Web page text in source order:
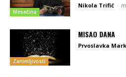
Mesečina
Nikola Trifić -
Zanimljivosti
MISAO DANA
Prvoslavka